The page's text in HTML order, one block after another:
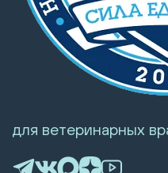
для ветеринарных